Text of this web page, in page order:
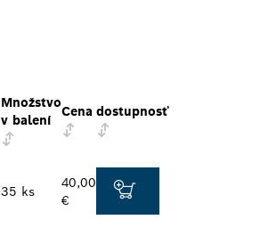
Množstvo
v balení
Cena dostupnosť
35 ks
40,00
€